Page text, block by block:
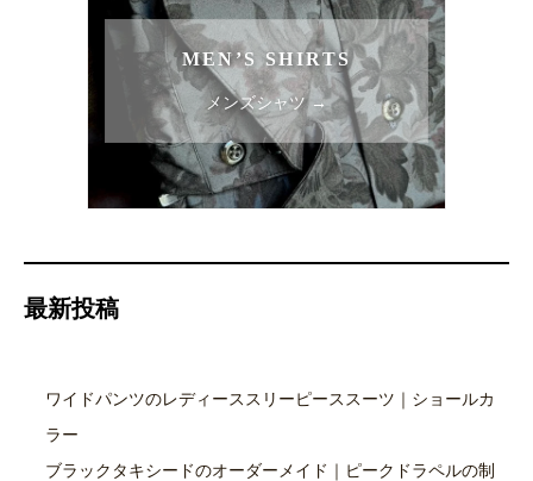
MEN’S SHIRTS
メンズシャツ →
最新投稿
ワイドパンツのレディーススリーピーススーツ｜ショールカ
ラー
ブラックタキシードのオーダーメイド｜ピークドラペルの制